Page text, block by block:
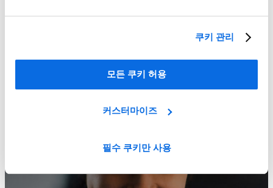
쿠키 관리
모든 쿠키 허용
커스터마이즈
필수 쿠키만 사용